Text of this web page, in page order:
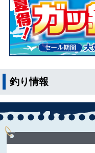
釣り情報